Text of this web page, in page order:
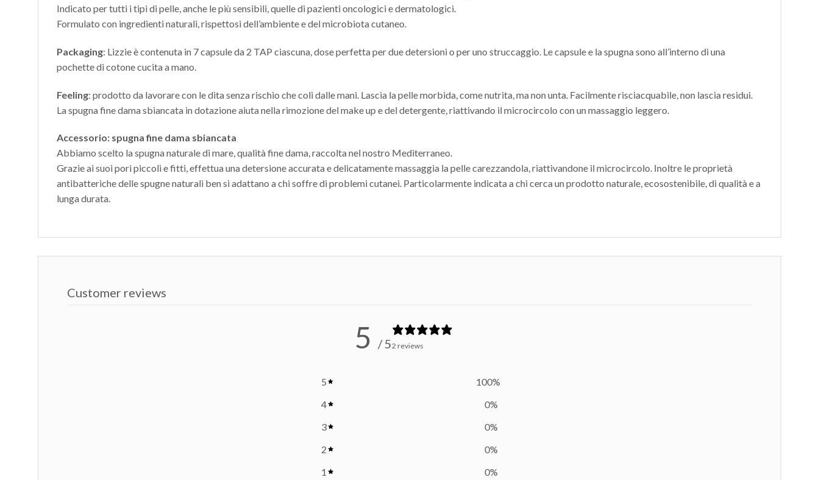
Indicato per tutti i tipi di pelle, anche le più sensibili, quelle di pazienti oncologici e dermatologici.
Formulato con ingredienti naturali, rispettosi dell’ambiente e del microbiota cutaneo.
Packaging: Lizzie è contenuta in 7 capsule da 2 TAP ciascuna, dose perfetta per due detersioni o per uno struccaggio. Le capsule e la spugna sono all’interno di una
pochette di cotone cucita a mano.
Feeling: prodotto da lavorare con le dita senza rischio che coli dalle mani. Lascia la pelle morbida, come nutrita, ma non unta. Facilmente risciacquabile, non lascia residui.
La spugna fine dama sbiancata in dotazione aiuta nella rimozione del make up e del detergente, riattivando il microcircolo con un massaggio leggero.
Accessorio: spugna fine dama sbiancata
Abbiamo scelto la spugna naturale di mare, qualità fine dama, raccolta nel nostro Mediterraneo.
Grazie ai suoi pori piccoli e fitti, effettua una detersione accurata e delicatamente massaggia la pelle carezzandola, riattivandone il microcircolo. Inoltre le proprietà
antibatteriche delle spugne naturali ben si adattano a chi soffre di problemi cutanei. Particolarmente indicata a chi cerca un prodotto naturale, ecosostenibile, di qualità e a
lunga durata.
Customer reviews
5 / 52 reviews
5 100%
4
0%
3
0%
2
0%
1
0%